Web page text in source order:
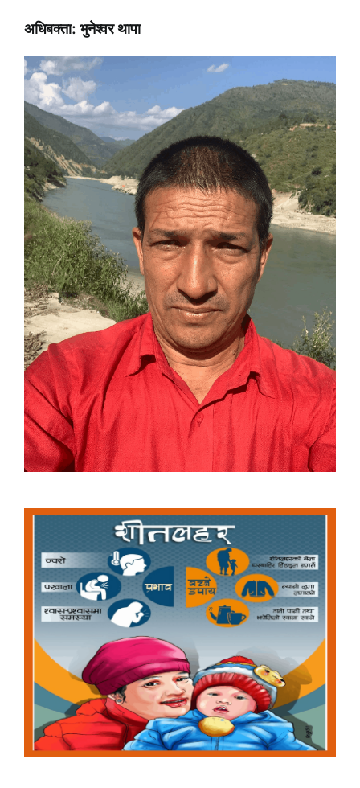
अधिबक्ता: भुनेश्वर थापा